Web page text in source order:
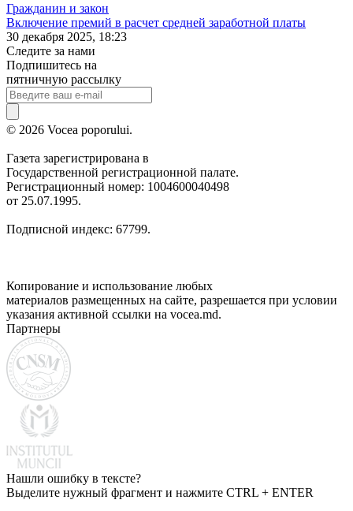
Гражданин и закон
Включение премий в расчет средней заработной платы
30 декабря 2025, 18:23
Следите за нами
Подпишитесь на
пятничную рассылку
© 2026 Vocea poporului.
Газета зарегистрирована в
Государственной регистрационной палате.
Регистрационный номер: 1004600040498
от 25.07.1995.
Подписной индекс: 67799.
Копирование и использование любых
материалов размещенных на сайте, разрешается при условии
указания активной ссылки на vocea.md.
Партнеры
Нашли ошибку в тексте?
Выделите нужный фрагмент и нажмите CTRL + ENTER